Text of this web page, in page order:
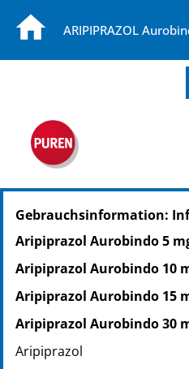
ARIPIPRAZOL
PZN: 20100778
PPN: 112010077862
NTIN: 04150201007783
PPN: 111129589571
NTIN: 04150112958952
PZN: 11295903
PPN: 111129590365
NTIN: 04150112959034
Gebrauchsinformation:
Aripiprazol Aurobindo 5
Aripiprazol Aurobindo 10
Aripiprazol Aurobindo 15
Aripiprazol Aurobindo 30
Aripiprazol